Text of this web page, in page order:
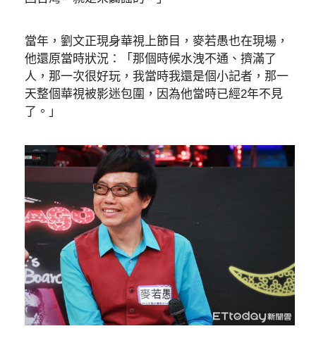
當年，劉文正現身華視上節目，麥若愚也在現場，
他還原當時狀況：「那個時候水洩不通、擠滿了
人，那一次很好玩，我當時我還是個小記者，那一
天整個華視被影迷包圍，因為他當時已經2年不見
了。」